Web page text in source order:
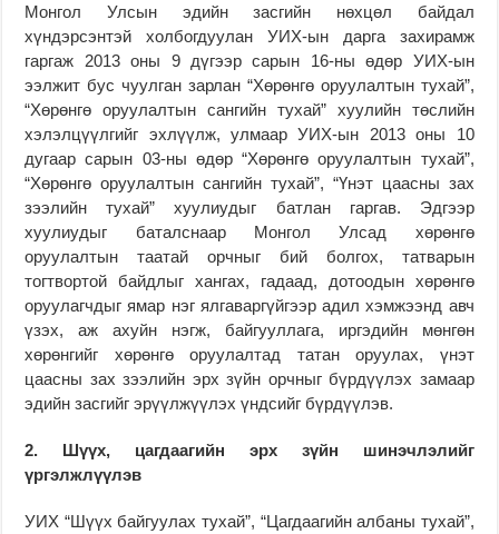
Монгол Улсын эдийн засгийн нөхцөл байдал
хүндэрсэнтэй холбогдуулан УИХ-ын дарга захирамж
гаргаж 2013 оны 9 дүгээр сарын 16-ны өдөр УИХ-ын
ээлжит бус чуулган зарлан “Хөрөнгө оруулалтын тухай”,
“Хөрөнгө оруулалтын сангийн тухай” хуулийн төслийн
хэлэлцүүлгийг эхлүүлж, улмаар УИХ-ын 2013 оны 10
дугаар сарын 03-ны өдөр “Хөрөнгө оруулалтын тухай”,
“Хөрөнгө оруулалтын сангийн тухай”, “Үнэт цаасны зах
зээлийн тухай” хуулиудыг батлан гаргав. Эдгээр
хуулиудыг баталснаар Монгол Улсад хөрөнгө
оруулалтын таатай орчныг бий болгох, татварын
тогтвортой байдлыг хангах, гадаад, дотоодын хөрөнгө
оруулагчдыг ямар нэг ялгаваргүйгээр адил хэмжээнд авч
үзэх, аж ахуйн нэгж, байгууллага, иргэдийн мөнгөн
хөрөнгийг хөрөнгө оруулалтад татан оруулах, үнэт
цаасны зах зээлийн эрх зүйн орчныг бүрдүүлэх замаар
эдийн засгийг эрүүлжүүлэх үндсийг бүрдүүлэв.
2. Шүүх, цагдаагийн эрх зүйн шинэчлэлийг
үргэлжлүүлэв
УИХ “Шүүх байгуулах тухай”, “Цагдаагийн албаны тухай”,